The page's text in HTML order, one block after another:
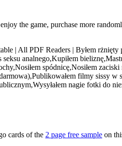
the game, purchase more
| All PDF Readers | Byłem rżnięty
analnego,Kupiłem
spódnicę,Nosiłem
filmy sissy w
nagie fotki do
cards of the 2 page free sample on